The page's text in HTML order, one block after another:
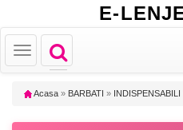
E-
Toggle
navigation
Toggle
navigation
Acasa » BARBATI » INDISPENSABILI